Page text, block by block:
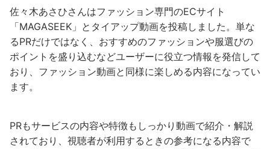
佐々木あさひさんはファッション専門のECサイト
「MAGASEEK」とタイアップ動画を投稿しました。単な
るPRだけではなく、おすすめのファッションや服選びの
ポイントを盛り込むなどユーザーに役立つ情報を発信して
おり、ファッション動画と同様に楽しめる内容になってい
ます。
PRもサービスの内容や特徴もしっかり動画で紹介・解説
されており、視聴者が利用するときの参考になる内容で